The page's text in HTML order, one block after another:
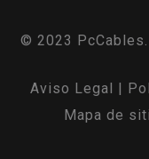
© 2023
Aviso Legal
Mapa de